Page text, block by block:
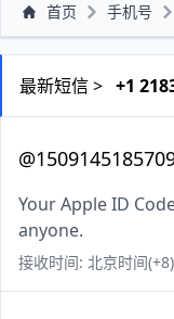
首页 手机号
最新短信 > +1
Your Apple ID
anyone.
接收时间: 北京时间